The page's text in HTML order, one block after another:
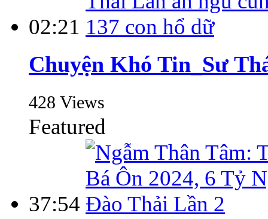
02:21
Chuyện Khó Tin_Sư
428 Views
Featured
37:54